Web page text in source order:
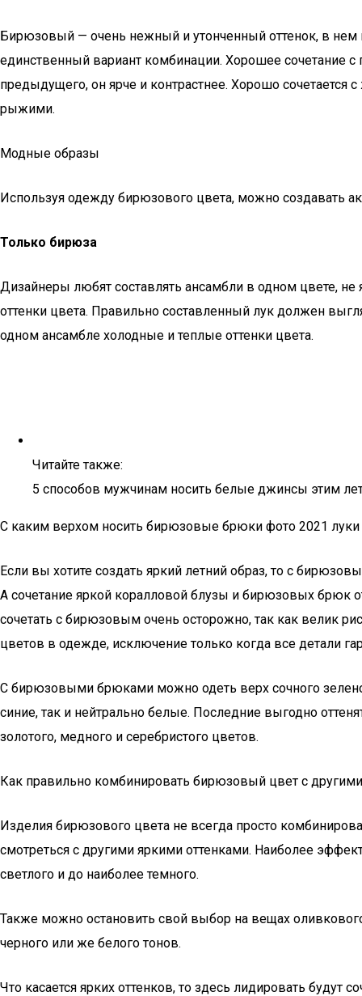
Бирюзовый — очень нежный и утонченный оттенок, в нем
единственный вариант комбинации. Хорошее
предыдущего, он ярче и контрастнее. Хорошо
рыжими.
Модные образы
Используя одежду бирюзового цвета, можно создавать
Только бирюза
Дизайнеры любят составлять ансамбли в одном цвете,
оттенки цвета. Правильно составленный лук должен
одном ансамбле холодные и теплые оттенки цвета.
Читайте также:
5 способов мужчинам носить белые джинсы этим
C каким верхом носить бирюзовые брюки фото 2021 луки
Если вы хотите создать яркий летний образ, то с
А сочетание яркой коралловой блузы и бирюзовых
сочетать с бирюзовым очень осторожно, так как велик
цветов в одежде, исключение только когда все детали
С бирюзовыми брюками можно одеть верх сочного
синие, так и нейтрально белые. Последние выгодно
золотого, медного и серебристого цветов.
Как правильно комбинировать бирюзовый цвет с
Изделия бирюзового цвета не всегда просто
смотреться с другими яркими оттенками. Наиболее
светлого и до наиболее темного.
Также можно остановить свой выбор на вещах
черного или же белого тонов.
Что касается ярких оттенков, то здесь лидировать